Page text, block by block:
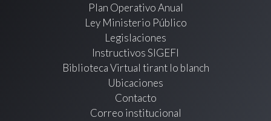
Plan Operativo Anual
Ley Ministerio Público
Legislaciones
Instructivos SIGEFI
Biblioteca Virtual tirant lo blanch
Ubicaciones
Contacto
Correo institucional